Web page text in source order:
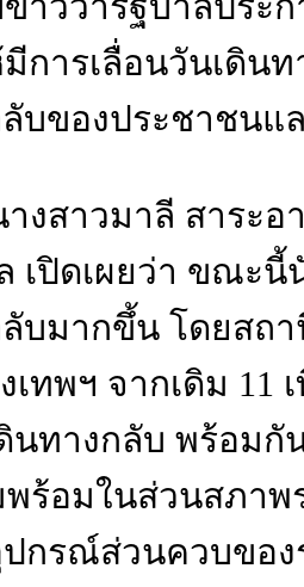
การเลื่อนวันเดิน
บของประชาชนแ
งสาวมาลี สาระ
เปิดเผยว่า ขณะนี้
บมากขึ้น โดยสถ
เทพฯ จากเดิม 11
นทางกลับ พร้อม
ร้อมในส่วนสภาพ
กรณ์ส่วนควบขอ